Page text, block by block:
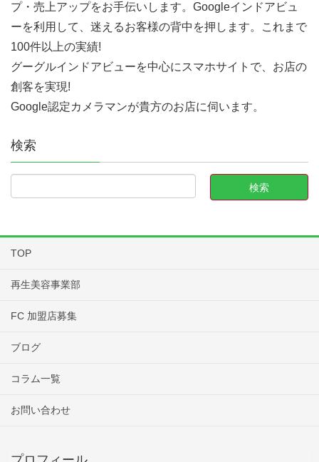
プ・売上アップをお手伝いします。Googleインドアビュ
ーを利用して、迷えるお客様の背中を押します。これまで
100件以上の実績!
グーグルインドアビューを中心にスマホサイトで、お店の
創客を実現!
Google認定カメラマンが貴方のお店に伺います。
検索
TOP
再生美容事業部
FC 加盟店募集
ブログ
コラム一覧
お問い合わせ